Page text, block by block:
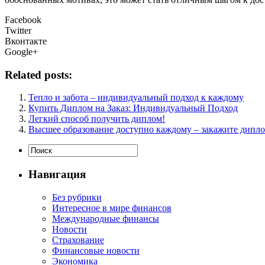
Facebook
Twitter
Вконтакте
Google+
Related posts:
Тепло и забота – индивидуальный подход к каждому
Купить Диплом на Заказ: Индивидуальный Подход
Легкий способ получить диплом!
Высшее образование доступно каждому – закажите
Навигация
Без рубрики
Интересное в мире финансов
Международные финансы
Новости
Страхование
Финансовые новости
Экономика